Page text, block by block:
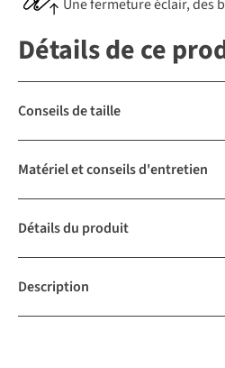
Une fermeture éclair, des
Détails de ce
Conseils de taille
Matériel et conseils d'entretien
Détails du produit
Description